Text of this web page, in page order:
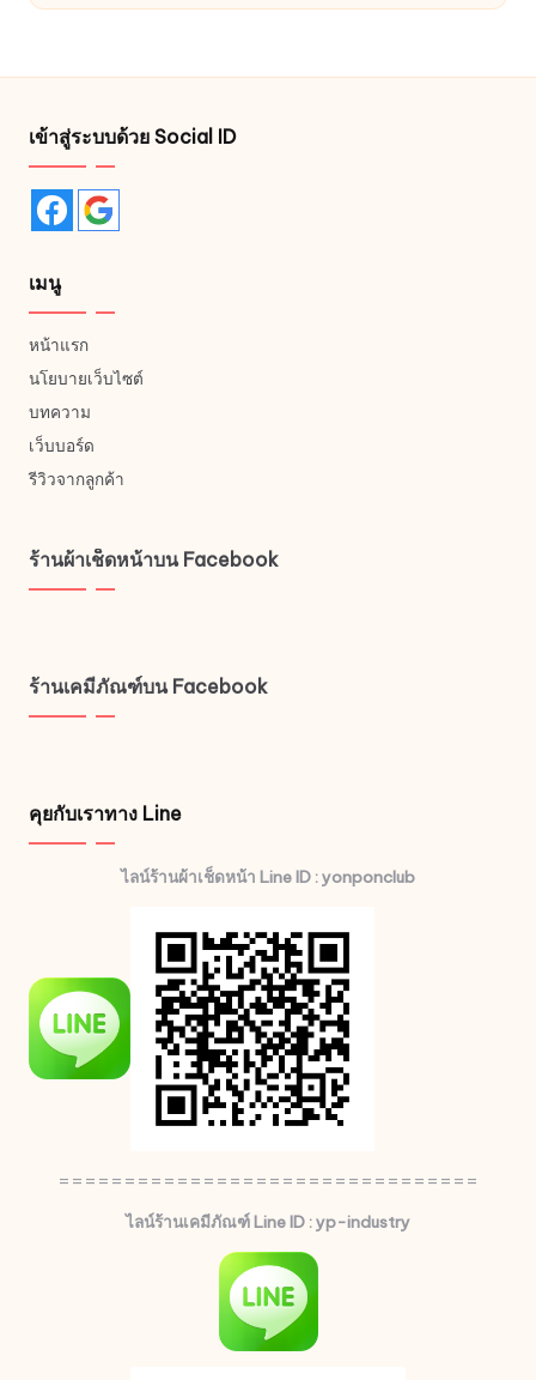
เข้าสู่ระบบด้วย Social ID
เมนู
หน้าแรก
นโยบายเว็บไซต์
บทความ
เว็บบอร์ด
รีวิวจากลูกค้า
ร้านผ้าเช็ดหน้าบน Facebook
ร้านเคมีภัณฑ์บน Facebook
คุยกับเราทาง Line
ไลน์ร้านผ้าเช็ดหน้า Line ID : yonponclub
================================
ไลน์ร้านเคมีภัณฑ์ Line ID : yp-industry